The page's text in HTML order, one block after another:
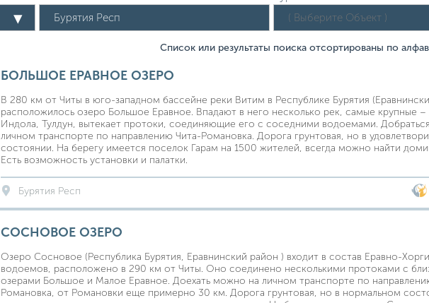
Список или результаты поиска отсортированы по
БОЛЬШОЕ ЕРАВНОЕ ОЗЕРО
В 280 км от Читы в юго-западном бассейне реки Витим в Республике Бурятия
расположилось озеро Большое Еравное. Впадают в него несколько рек, самые крупные
Индола, Тулдун, вытекает протоки, соединяющие его с соседними водоемами.
личном транспорте по направлению Чита-Романовка. Дорога грунтовая, но в
состоянии. На берегу имеется поселок Гарам на 1500 жителей, всегда можно найти
Есть возможность установки и палатки.
Бурятия Респ
СОСНОВОЕ ОЗЕРО
Озеро Сосновое (Республика Бурятия, Еравнинский район ) входит в состав Еравно-
водоемов, расположено в 290 км от Читы. Оно соединено несколькими протоками с
озерами Большое и Малое Еравное. Доехать можно на личном транспорте по
Романовка, от Романовки еще примерно 30 км. Дорога грунтовая, но в нормальном